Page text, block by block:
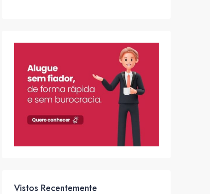
Vistos Recentemente